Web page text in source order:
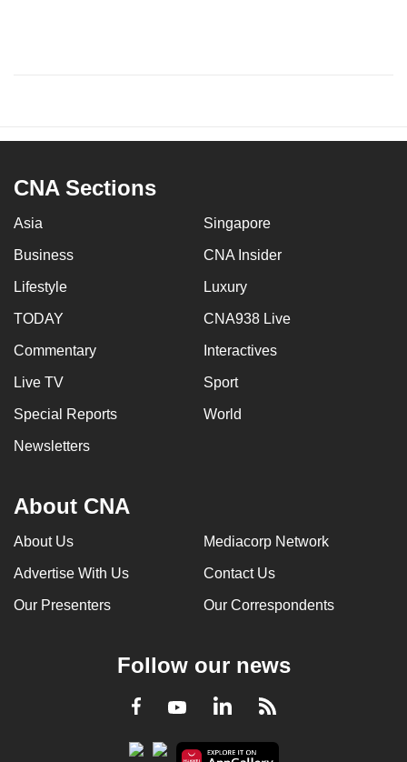
CNA Sections
Asia Singapore
Business CNA Insider
Lifestyle Luxury
TODAY CNA938 Live
Commentary Interactives
Live TV Sport
Special Reports World
Newsletters
About CNA
About Us Mediacorp Network
Advertise With Us Contact Us
Our Presenters Our Correspondents
Follow our news
Facebook
YoutubeLinkedInRSS